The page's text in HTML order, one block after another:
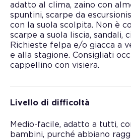
adatto al clima, zaino con
spuntini, scarpe da
con la suola scolpita. Non è
scarpe a suola liscia, sandali,
Richieste felpa e/o giacca a
e alla stagione. Consigliati
cappellino con visiera.
Livello di difficoltà
Medio-facile, adatto a tutti,
bambini, purché abbiano